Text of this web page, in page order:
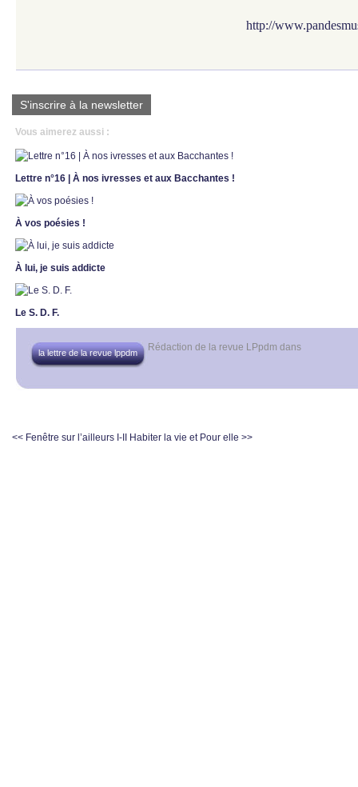
http://
S'inscrire à la newsletter
Vous aimerez aussi :
Lettre n°16 | À nos ivresses et aux Bacchantes !
À vos poésies !
À lui, je suis addicte
Le S. D. F.
Rédaction de la revue LPpdm dans
la lettre de la revue lppdm
<< Fenêtre sur l’ailleurs I-II Habiter la vie et Pour elle >>